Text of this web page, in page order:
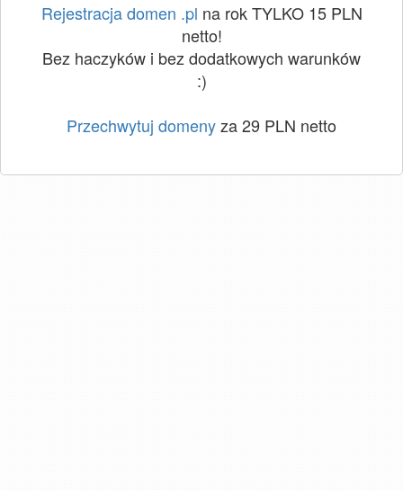
Rejestracja domen .pl na rok TYLKO 15 PLN
netto!
Bez haczyków i bez dodatkowych warunków
:)
Przechwytuj domenyza 29 PLN netto